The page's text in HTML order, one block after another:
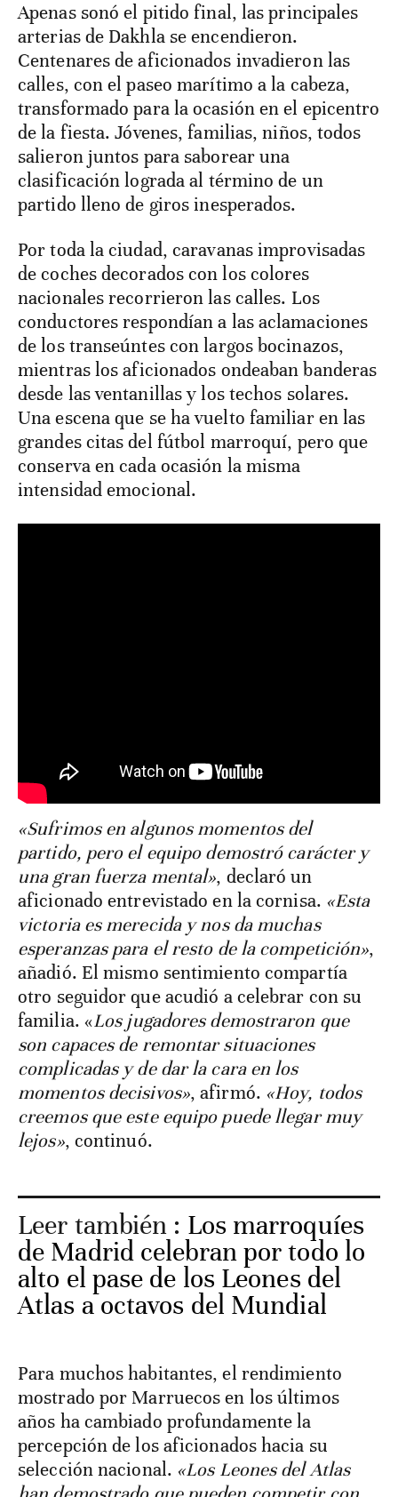
Apenas sonó el pitido final, las principales
arterias de Dakhla se encendieron.
Centenares de aficionados invadieron las
calles, con el paseo marítimo a la cabeza,
transformado para la ocasión en el epicentro
de la fiesta. Jóvenes, familias, niños, todos
salieron juntos para saborear una
clasificación lograda al término de un
partido lleno de giros inesperados.
Por toda la ciudad, caravanas improvisadas
de coches decorados con los colores
nacionales recorrieron las calles. Los
conductores respondían a las aclamaciones
de los transeúntes con largos bocinazos,
mientras los aficionados ondeaban banderas
desde las ventanillas y los techos solares.
Una escena que se ha vuelto familiar en las
grandes citas del fútbol marroquí, pero que
conserva en cada ocasión la misma
intensidad emocional.
«Sufrimos en algunos momentos del
partido, pero el equipo demostró carácter y
una gran fuerza mental», declaró un
aficionado entrevistado en la cornisa. «Esta
victoria es merecida y nos da muchas
esperanzas para el resto de la competición»,
añadió. El mismo sentimiento compartía
otro seguidor que acudió a celebrar con su
familia. «Los jugadores demostraron que
son capaces de remontar situaciones
complicadas y de dar la cara en los
momentos decisivos», afirmó. «Hoy, todos
creemos que este equipo puede llegar muy
lejos», continuó.
Leer también : Los marroquíes
de Madrid celebran por todo lo
alto el pase de los Leones del
Atlas a octavos del Mundial
Para muchos habitantes, el rendimiento
mostrado por Marruecos en los últimos
años ha cambiado profundamente la
percepción de los aficionados hacia su
selección nacional. «Los Leones del Atlas